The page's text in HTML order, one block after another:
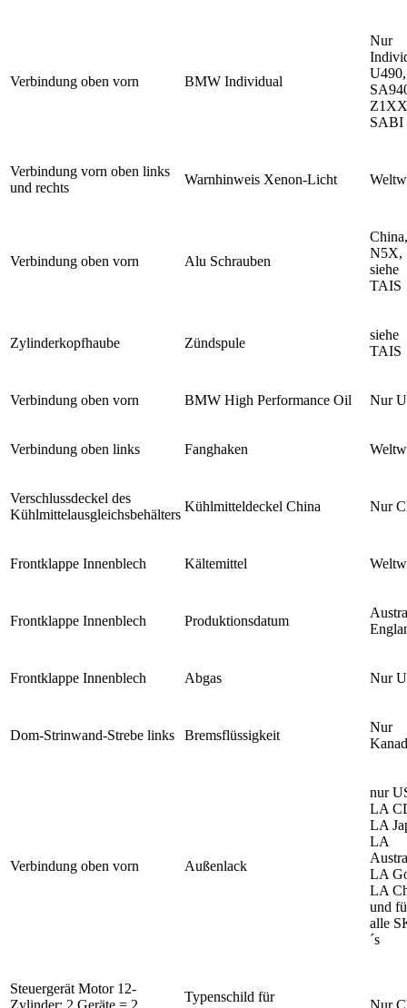
Verbindung oben vorn BMW Individual
Nur
U490,
SABI
Verbindung vorn oben links
und rechts
Warnhinweis Xenon-Licht
Verbindung oben vorn Alu Schrauben
China,
N5X,
siehe
TAIS
Zylinderkopfhaube Zündspule
siehe
TAIS
Verbindung oben vorn BMW High Performance Oil Nur
Verbindung oben links Fanghaken
Verschlussdeckel des
Kühlmittelausgleichsbehälters
Kühlmitteldeckel China Nur
Frontklappe Innenblech Kältemittel
Frontklappe Innenblech Produktionsdatum
Frontklappe Innenblech Abgas Nur
Dom-Strinwand-Strebe links Bremsflüssigkeit
Nur
Verbindung oben vorn Außenlack
nur
LA
LA
LA
LA
LA
und
alle
´s
Steuergerät Motor 12-
Zylinder: 2 Geräte = 2
Typenschild für
Nur